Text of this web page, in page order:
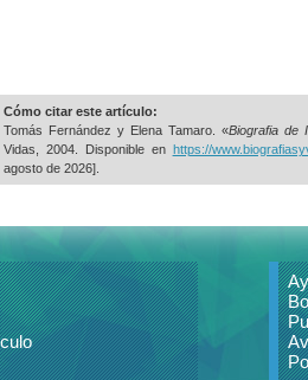
Cómo citar este artículo:
Tomás Fernández y Elena Tamaro. «Biografia de
Vidas, 2004. Disponible en https://
agosto de 2026].